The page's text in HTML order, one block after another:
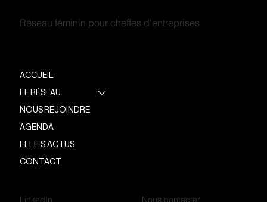
Réseau féminin pour cheffes d'entreprises
ACCUEIL
LE RÉSEAU
NOUS REJOINDRE
AGENDA
ELLE.S'ACTUS
CONTACT
Nous contacter
LinkedIn